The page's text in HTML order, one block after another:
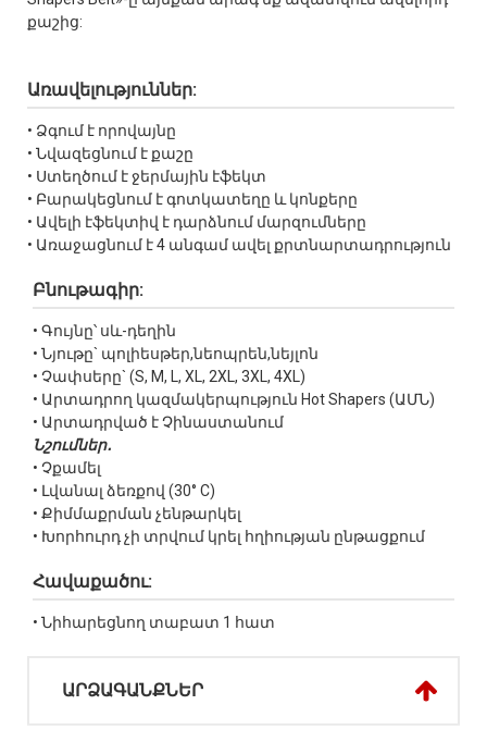
քաշից:
Առավելություններ:
• Ձգում է որովայնը
• Նվազեցնում է քաշը
• Ստեղծում է ջերմային էֆեկտ
• Բարակեցնում է գոտկատեղը և կոնքերը
• Ավելի էֆեկտիվ է դարձնում մարզումները
• Առաջացնում է 4 անգամ ավել քրտնարտադրություն
Բնութագիր:
• Գույնը՝ սև-դեղին
• Նյութը` պոլիեսթեր,նեոպրեն,նեյլոն
• Չափսերը` (S, M, L, XL, 2XL, 3XL, 4XL)
• Արտադրող կազմակերպություն Hot Shapers (ԱՄՆ)
• Արտադրված է Չինաստանում
Նշումներ․
• Չքամել
• Լվանալ ձեռքով (30° C)
• Քիմմաքրման չենթարկել
• Խորհուրդ չի տրվում կրել հղիության ընթացքում
Հավաքածու:
• Նիհարեցնող տաբատ 1 հատ
ԱՐՁԱԳԱՆՔՆԵՐ